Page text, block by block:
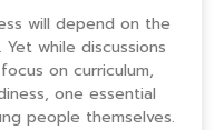
will depend on the
while discussions
on curriculum,
one essential
people themselves.